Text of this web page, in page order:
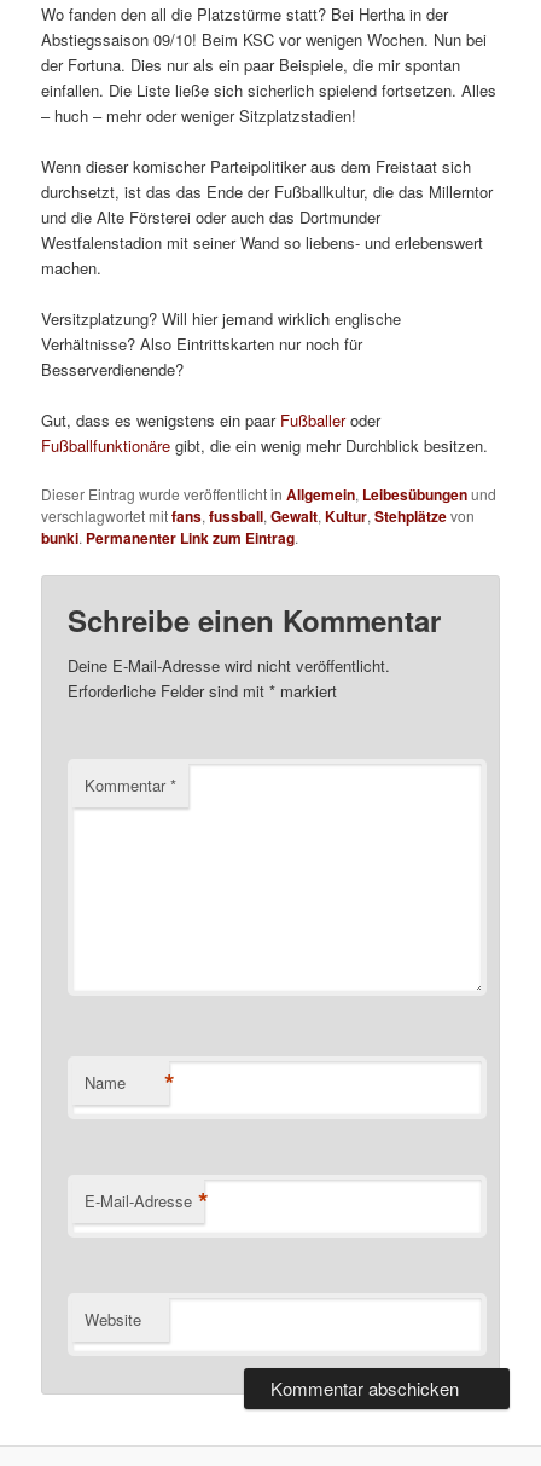
Wo fanden den all die Platzstürme statt? Bei Hertha in der
Abstiegssaison 09/10! Beim KSC vor wenigen Wochen. Nun bei
der Fortuna. Dies nur als ein paar Beispiele, die mir spontan
einfallen. Die Liste ließe sich sicherlich spielend fortsetzen. Alles
– huch – mehr oder weniger Sitzplatzstadien!
Wenn dieser komischer Parteipolitiker aus dem Freistaat sich
durchsetzt, ist das das Ende der Fußballkultur, die das Millerntor
und die Alte Försterei oder auch das Dortmunder
Westfalenstadion mit seiner Wand so liebens- und erlebenswert
machen.
Versitzplatzung? Will hier jemand wirklich englische
Verhältnisse? Also Eintrittskarten nur noch für
Besserverdienende?
Gut, dass es wenigstens ein paar Fußballeroder
Fußballfunktionäre gibt, die ein wenig mehr Durchblick besitzen.
Dieser Eintrag wurde veröffentlicht inAllgemein, Leibesübungenund
verschlagwortet mitfans,fussball,Gewalt,Kultur,Stehplätzevon
bunki. Permanenter Link zum Eintrag.
Schreibe einen Kommentar
Deine E-Mail-Adresse wird nicht veröffentlicht.
Erforderliche Felder sind mit* markiert
Kommentar*
Name *
E-Mail-Adresse *
Website